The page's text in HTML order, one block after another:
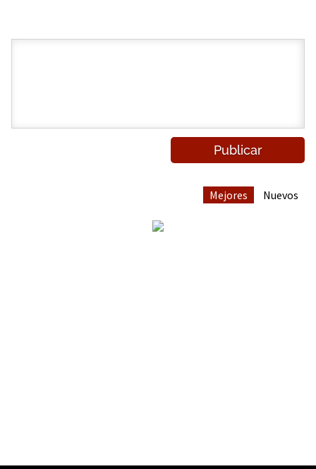
Mejores Nuevos